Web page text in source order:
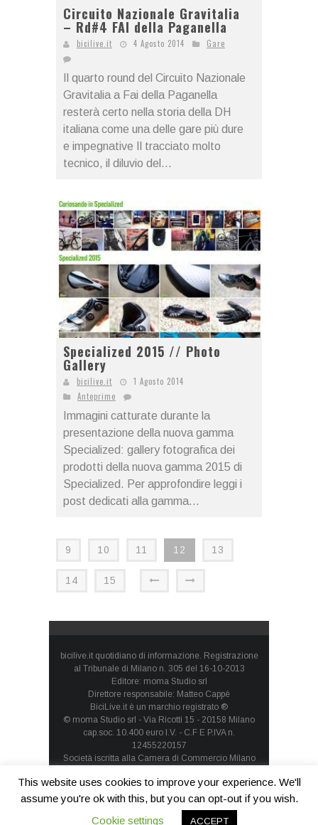
Circuito Nazionale Gravitalia
– Rd#4 FAI della Paganella
bicilive.it 4 Agosto 2014 Gare
Il quarto round del Circuito Nazionale
Gravitalia a Fai della Paganella
resterà certo nella storia della DH
italiana come una delle gare più dure
e impegnative Il tracciato molto
tecnico, il diluvio del...
Specialized 2015 // Photo
Gallery
bicilive.it
1 Agosto 2014
Anteprime
Immagini catturate durante la
presentazione della nuova gamma
Specialized: gallery fotografica dei
prodotti della nuova gamma 2015 di
Specialized. Per approfondire leggi i
post dedicati alla gamma...
9 10 11 12 13
14 15
bicilive.it quotidiano di informazione. Registrazione
al Tribunale di Milano n. 305 del 16-10-2013
Editore: moma Studio srl
Direttore responsabile: Matteo Cappè
BiciLive.it è un marchio registrato ®
© moma Studio srl - Via Ricotti 15 - 20158 Milano
cap.soc. 10.400 euro I.V. - C.F E P.IVA n.
12455220157
Società iscritta alla Camera di Commercio Milano
socio unico
Privacy Policy-Cookie Policy
This website uses cookies to improve your experience. We'll
assume you're ok with this, but you can opt-out if you wish.
Cookie settings
ACCEPT